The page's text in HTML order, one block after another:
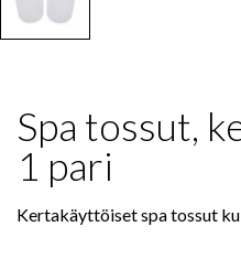
Spa tossut,
1 pari
Kertakäyttöiset spa tossut